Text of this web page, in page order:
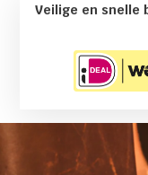
Veilige en snelle